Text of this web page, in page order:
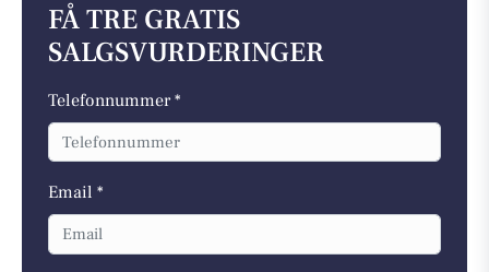
FÅ TRE GRATIS
SALGSVURDERINGER
Telefonnummer *
Email *